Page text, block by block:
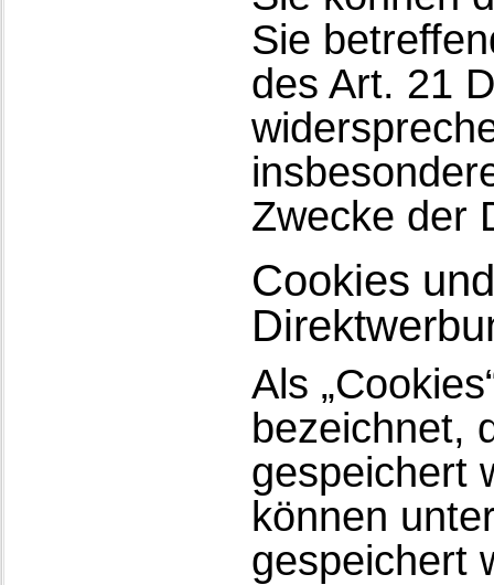
Sie
des Art. 21
Zwecke der
Cookies
Als
bezeichnet,
gespeichert
können
gespeichert